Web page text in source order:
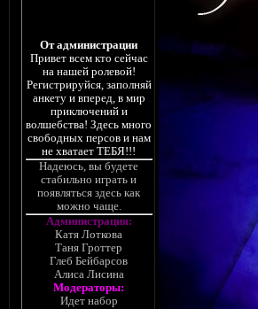
От администрации
Привет всем кто сейчас
на нашей ролевой!
Регистрируйся, заполняй
анкету и вперед, в мир
приключений и
волшебства! Здесь много
свободных персов и нам
не хватает ТЕБЯ!!!
Надеюсь, вы будете
стабильно играть и
появляться здесь как
можно чаще.
Администрация:
Катя Лоткова
Таня Гроттер
Глеб Бейбарсов
Алиса Лисина
Модераторы:
Идет набор